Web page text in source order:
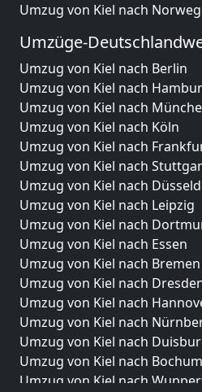
Umzug von Kiel nach
Umzüge-
Umzug von Kiel nach Berlin
Umzug von Kiel nach
Umzug von Kiel nach
Umzug von Kiel nach Köln
Umzug von Kiel nach
Umzug von Kiel nach
Umzug von Kiel nach
Umzug von Kiel nach Leipzig
Umzug von Kiel nach
Umzug von Kiel nach Essen
Umzug von Kiel nach Bremen
Umzug von Kiel nach
Umzug von Kiel nach
Umzug von Kiel nach
Umzug von Kiel nach
Umzug von Kiel nach Bochum
Umzug von Kiel nach